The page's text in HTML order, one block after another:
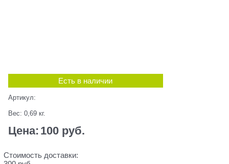
Есть в наличии
Артикул:
Вес: 0,69 кг.
Цена: 100 руб.
Стоимость доставки: